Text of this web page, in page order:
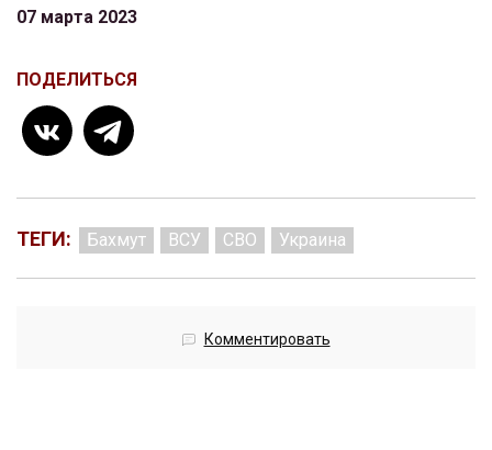
07 марта 2023
ПОДЕЛИТЬСЯ
ТЕГИ: Бахмут ВСУ СВО Украина
Комментировать